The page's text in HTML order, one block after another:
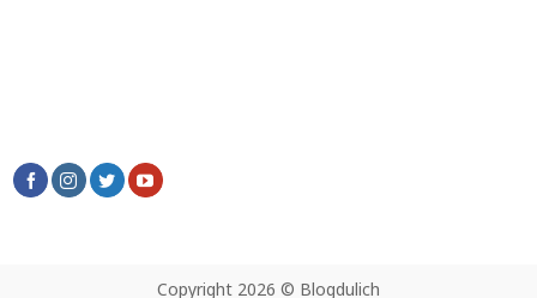
Copyright 2026 © Blogdulich